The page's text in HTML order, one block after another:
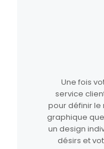
Une fois
service
pour définir
graphique
un design
désirs et